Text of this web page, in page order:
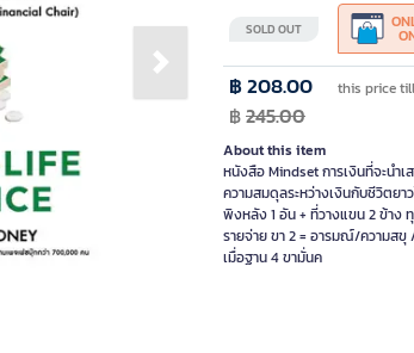
Next slide
SOLD OUT
฿ 208.00 this price
฿245.00
About this item
หนังสือ Mindset การเงินที่จะนำ
ความสมดุลระหว่างเงินกับชีวิตย
พิงหลัง 1 อัน + ที่วางแขน 2 ข้าง
รายจ่าย ขา 2 = อารมณ์/ความสขุ
เมื่อฐาน 4 ขามั่นค